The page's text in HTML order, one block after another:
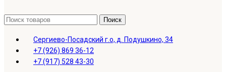
Поиск
Сергиево-Посадский г.о, д. Подушкино, 34
+7 (926) 869 36-12
+7 (917) 528 43-30